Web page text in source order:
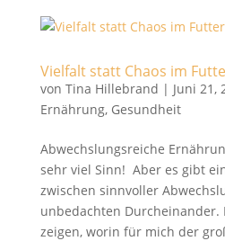
Vielfalt statt Chaos im
von Tina Hillebrand | Juni 21,
Ernährung, Gesundheit
Abwechslungsreiche
sehr viel Sinn! Aber es gibt
zwischen sinnvoller
unbedachten Durcheinander.
zeigen, worin für mich der